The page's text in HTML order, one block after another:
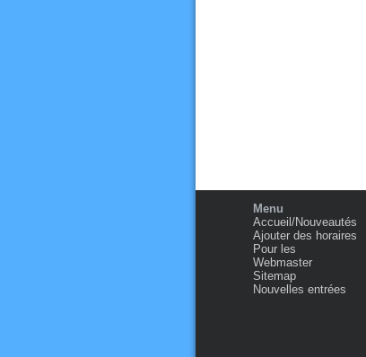
Menu
Accueil/Nouveautés
Ajouter des horaires
Pour les
Webmaster
Sitemap
Nouvelles entrées